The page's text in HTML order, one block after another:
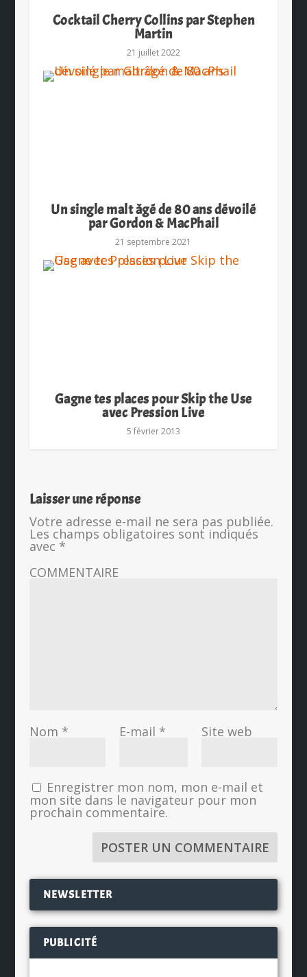
Cocktail Cherry Collins par Stephen
Martin
21 juillet 2022
Un single malt âgé de 80 ans dévoilé
par Gordon & MacPhail
21 septembre 2021
Gagne tes places pour Skip the Use
avec Pression Live
5 février 2013
Laisser une réponse
Votre adresse e-mail ne sera pas publiée.
Les champs obligatoires sont indiqués
avec *
COMMENTAIRE
Nom * E-mail * Site web
Enregistrer mon nom, mon e-mail et
mon site dans le navigateur pour mon
prochain commentaire.
NEWSLETTER
PUBLICITÉ